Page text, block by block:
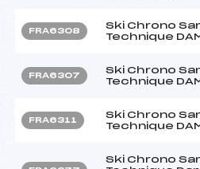
FRA6308
Ski Chrono
Technique
FRA6307
Ski Chrono
Technique
FRA6311
Ski Chrono
Technique
Ski Chrono